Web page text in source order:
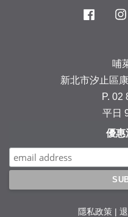
哺
新北市汐止區
P. 02
平日
優惠
隱私政策